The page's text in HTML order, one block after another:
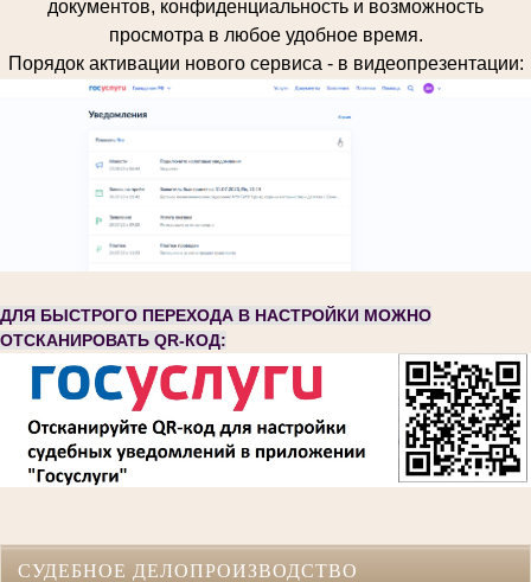
документов, конфиденциальность и возможность
просмотра в любое удобное время.
Порядок активации нового сервиса - в видеопрезентации:
ДЛЯ БЫСТРОГО ПЕРЕХОДА В НАСТРОЙКИ МОЖНО
ОТСКАНИРОВАТЬ QR-КОД:
СУДЕБНОЕ ДЕЛОПРОИЗВОДСТВО